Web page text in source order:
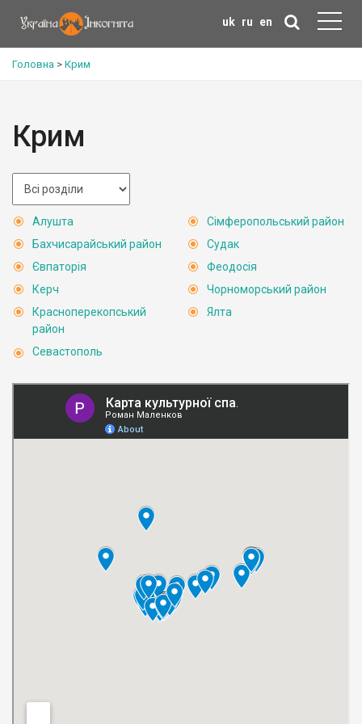
uk ru en
Головна > Крим
Крим
Алушта
Бахчисарайський район
Євпаторія
Керч
Красноперекопський
район
Севастополь
Сімферопольський район
Судак
Феодосія
Чорноморський район
Ялта